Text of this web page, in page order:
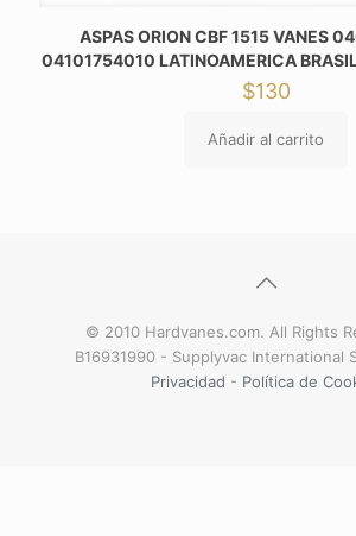
ASPAS ORION CBF 1515 VANES
04101754010 LATINOAMERICA
$130
Añadir al carrito
© 2010 Hardvanes.com. All Rights
B16931990 - Supplyvac International
Privacidad - Política de